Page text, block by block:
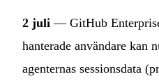
2 juli — GitHub
hanterade användare kan
agenternas sessionsdata